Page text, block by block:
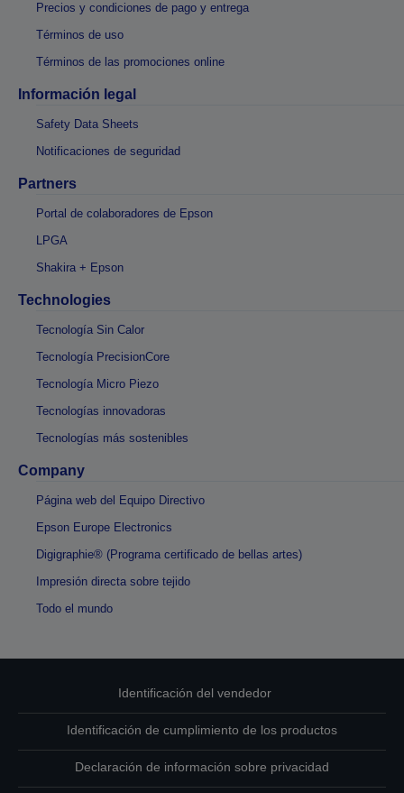
Precios y condiciones de pago y entrega
Términos de uso
Términos de las promociones online
Información legal
Safety Data Sheets
Notificaciones de seguridad
Partners
Portal de colaboradores de Epson
LPGA
Shakira + Epson
Technologies
Tecnología Sin Calor
Tecnología PrecisionCore
Tecnología Micro Piezo
Tecnologías innovadoras
Tecnologías más sostenibles
Company
Página web del Equipo Directivo
Epson Europe Electronics
Digigraphie® (Programa certificado de bellas artes)
Impresión directa sobre tejido
Todo el mundo
Identificación del vendedor
Identificación de cumplimiento de los productos
Declaración de información sobre privacidad